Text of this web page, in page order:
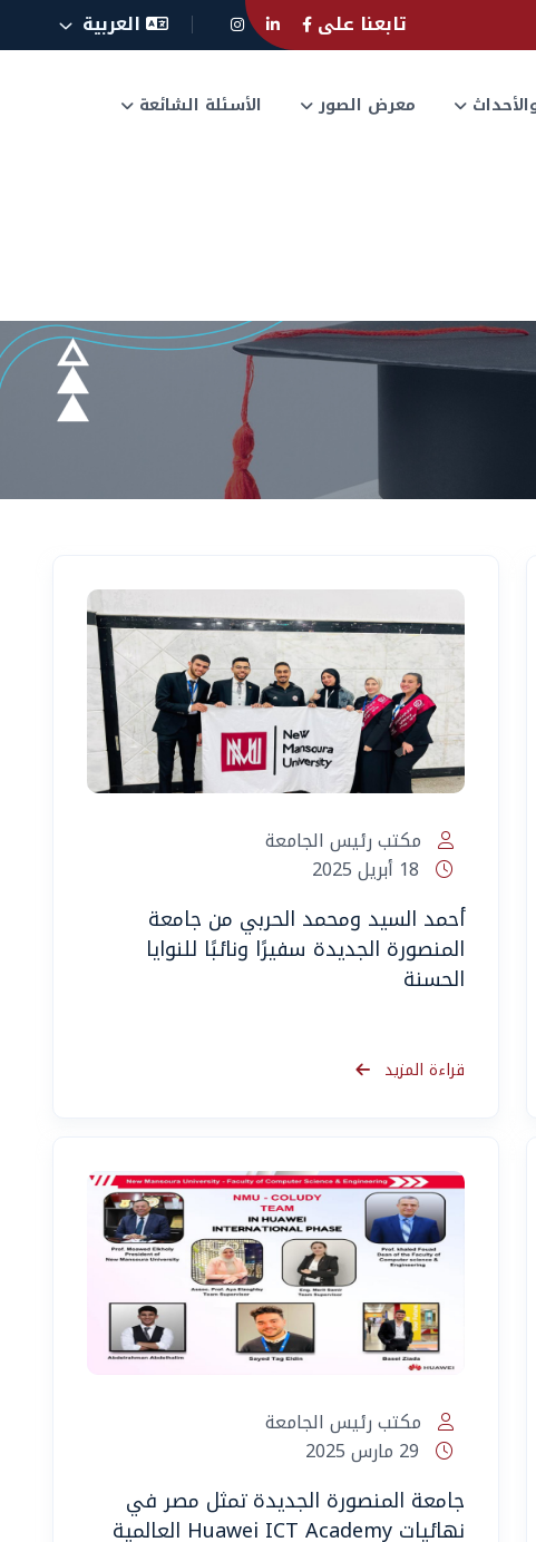
تابعنا على العربية
والأحداث معرض الصور الأسئلة الشائعة
مكتب رئيس الجامعة
أحمد السيد ومحمد الحربي من جامعة
المنصورة الجديدة سفيرًا ونائبًا للنوايا
الحسنة
قراءة المزيد
مكتب رئيس الجامعة
جامعة المنصورة الجديدة تمثل مصر في
نهائيات Huawei ICT Academy العالمية